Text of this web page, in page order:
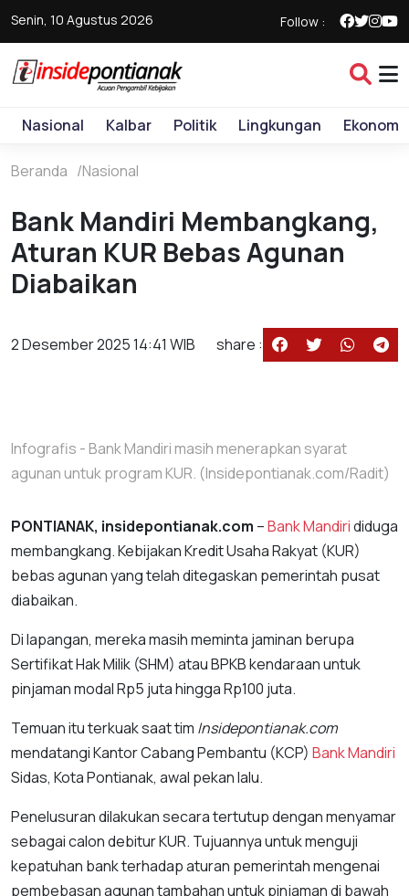
Senin, 10 Agustus 2026 Follow :
Nasional Kalbar Politik Lingkungan Ekonomi
Beranda Nasional
Bank Mandiri Membangkang,
Aturan KUR Bebas Agunan
Diabaikan
2 Desember 2025 14:41 WIB share :
Infografis - Bank Mandiri masih menerapkan syarat
agunan untuk program KUR. (Insidepontianak.com/Radit)
PONTIANAK, insidepontianak.com –Bank Mandirididuga
membangkang. Kebijakan Kredit Usaha Rakyat (KUR)
bebas agunan yang telah ditegaskan pemerintah pusat
diabaikan.
Di lapangan, mereka masih meminta jaminan berupa
Sertifikat Hak Milik (SHM) atau BPKB kendaraan untuk
pinjaman modal Rp5 juta hingga Rp100 juta.
Temuan itu terkuak saat tim Insidepontianak.com
mendatangi Kantor Cabang Pembantu (KCP) Bank Mandiri
Sidas, Kota Pontianak, awal pekan lalu.
Penelusuran dilakukan secara tertutup dengan menyamar
sebagai calon debitur KUR. Tujuannya untuk menguji
kepatuhan bank terhadap aturan pemerintah mengenai
pembebasan agunan tambahan untuk pinjaman di bawah